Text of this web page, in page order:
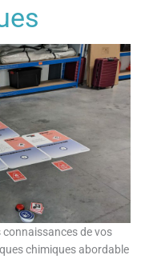
connaissances de vos
chimiques abordable